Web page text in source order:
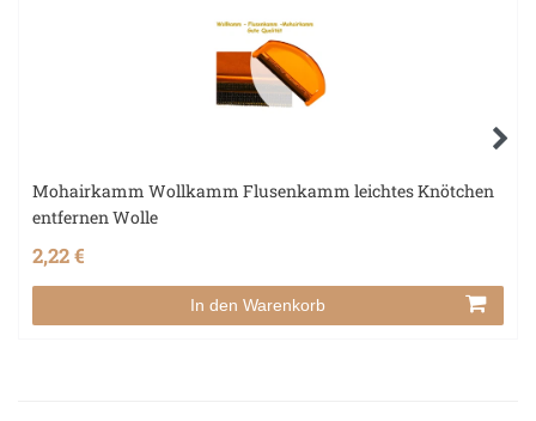
Mohairkamm Wollkamm Flusenkamm leichtes Knötchen
entfernen Wolle
2,22 €
In den Warenkorb